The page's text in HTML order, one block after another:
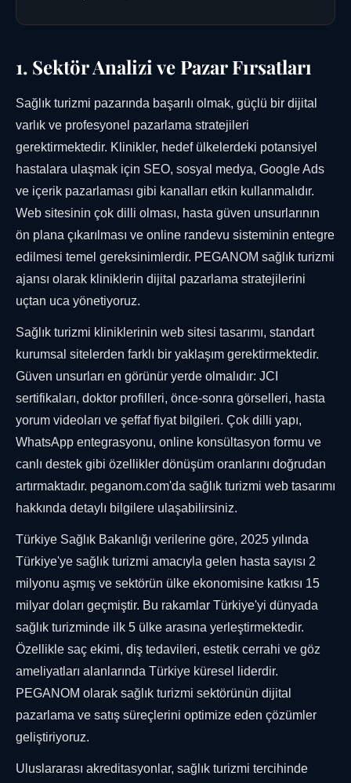
1. Sektör Analizi ve Pazar Fırsatları
Sağlık turizmi pazarında başarılı olmak, güçlü bir dijital
varlık ve profesyonel pazarlama stratejileri
gerektirmektedir. Klinikler, hedef ülkelerdeki potansiyel
hastalara ulaşmak için SEO, sosyal medya, Google Ads
ve içerik pazarlaması gibi kanalları etkin kullanmalıdır.
Web sitesinin çok dilli olması, hasta güven unsurlarının
ön plana çıkarılması ve online randevu sisteminin entegre
edilmesi temel gereksinimlerdir. PEGANOM sağlık turizmi
ajansı olarak kliniklerin dijital pazarlama stratejilerini
uçtan uca yönetiyoruz.
Sağlık turizmi kliniklerinin web sitesi tasarımı, standart
kurumsal sitelerden farklı bir yaklaşım gerektirmektedir.
Güven unsurları en görünür yerde olmalıdır: JCI
sertifikaları, doktor profilleri, önce-sonra görselleri, hasta
yorum videoları ve şeffaf fiyat bilgileri. Çok dilli yapı,
WhatsApp entegrasyonu, online konsültasyon formu ve
canlı destek gibi özellikler dönüşüm oranlarını doğrudan
artırmaktadır. peganom.com'da sağlık turizmi web tasarımı
hakkında detaylı bilgilere ulaşabilirsiniz.
Türkiye Sağlık Bakanlığı verilerine göre, 2025 yılında
Türkiye'ye sağlık turizmi amacıyla gelen hasta sayısı 2
milyonu aşmış ve sektörün ülke ekonomisine katkısı 15
milyar doları geçmiştir. Bu rakamlar Türkiye'yi dünyada
sağlık turizminde ilk 5 ülke arasına yerleştirmektedir.
Özellikle saç ekimi, diş tedavileri, estetik cerrahi ve göz
ameliyatları alanlarında Türkiye küresel liderdir.
PEGANOM olarak sağlık turizmi sektörünün dijital
pazarlama ve satış süreçlerini optimize eden çözümler
geliştiriyoruz.
Uluslararası akreditasyonlar, sağlık turizmi tercihinde